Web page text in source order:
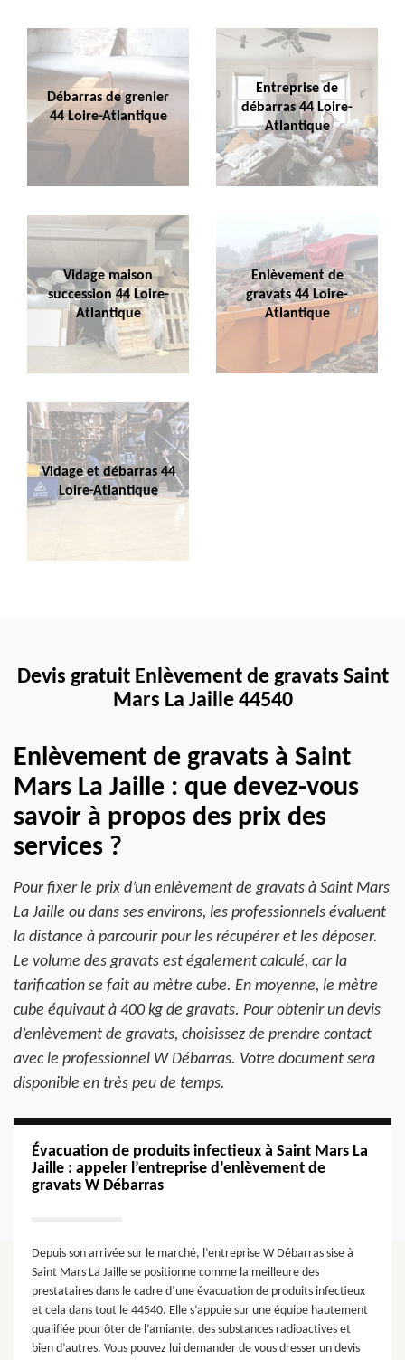
Débarras de grenier
44 Loire-Atlantique
Entreprise de
débarras 44 Loire-
Atlantique
Vidage maison
succession 44 Loire-
Atlantique
Enlèvement de
gravats 44 Loire-
Atlantique
Vidage et débarras 44
Loire-Atlantique
Devis gratuit Enlèvement de gravats Saint
Mars La Jaille 44540
Enlèvement de gravats à Saint
Mars La Jaille : que devez-vous
savoir à propos des prix des
services ?
Pour fixer le prix d’un enlèvement de gravats à Saint Mars
La Jaille ou dans ses environs, les professionnels évaluent
la distance à parcourir pour les récupérer et les déposer.
Le volume des gravats est également calculé, car la
tarification se fait au mètre cube. En moyenne, le mètre
cube équivaut à 400 kg de gravats. Pour obtenir un devis
d’enlèvement de gravats, choisissez de prendre contact
avec le professionnel W Débarras. Votre document sera
disponible en très peu de temps.
Évacuation de produits infectieux à Saint Mars La
Jaille : appeler l’entreprise d’enlèvement de
gravats W Débarras
Depuis son arrivée sur le marché, l’entreprise W Débarras sise à
Saint Mars La Jaille se positionne comme la meilleure des
prestataires dans le cadre d’une évacuation de produits infectieux
et cela dans tout le 44540. Elle s’appuie sur une équipe hautement
qualifiée pour ôter de l’amiante, des substances radioactives et
bien d’autres. Vous pouvez lui demander de vous dresser un devis